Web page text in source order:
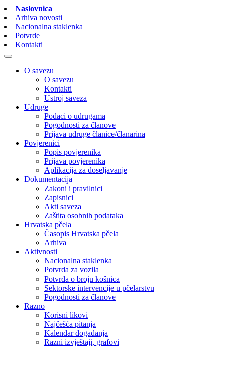
Naslovnica
Arhiva novosti
Nacionalna staklenka
Potvrde
Kontakti
O savezu
O savezu
Kontakti
Ustroj saveza
Udruge
Podaci o udrugama
Pogodnosti za članove
Prijava udruge članice/članarina
Povjerenici
Popis povjerenika
Prijava povjerenika
Aplikacija za doseljavanje
Dokumentacija
Zakoni i pravilnici
Zapisnici
Akti saveza
Zaštita osobnih podataka
Hrvatska pčela
Časopis Hrvatska pčela
Arhiva
Aktivnosti
Nacionalna staklenka
Potvrda za vozila
Potvrda o broju košnica
Sektorske intervencije u pčelarstvu
Pogodnosti za članove
Razno
Korisni likovi
Najčešća pitanja
Kalendar događanja
Razni izvještaji, grafovi